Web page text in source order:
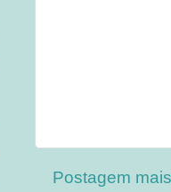
Postagem